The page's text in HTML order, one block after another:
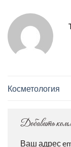
Косметология
Добавить
Ваш адрес